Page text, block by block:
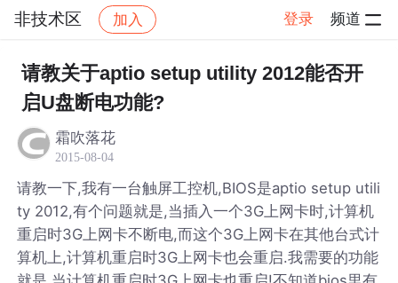
非技术区 加入 登录 频道
社区 非技术区
请教关于aptio setup utility 2012能否开
启U盘断电功能?
霜吹落花
2015-08-04
请教一下,我有一台触屏工控机,BIOS是aptio setup utili
ty 2012,有个问题就是,当插入一个3G上网卡时,计算机
重启时3G上网卡不断电,而这个3G上网卡在其他台式计
算机上,计算机重启时3G上网卡也会重启.我需要的功能